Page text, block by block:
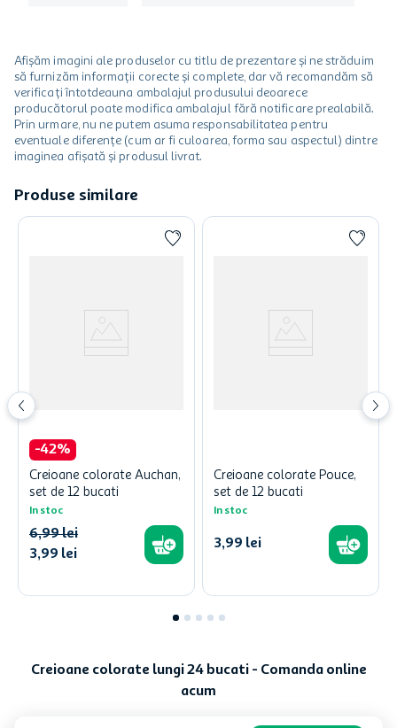
Afișăm imagini ale produselor cu titlu de prezentare și ne străduim
să furnizăm informații corecte și complete, dar vă recomandăm să
verificați întotdeauna ambalajul produsului deoarece
producătorul poate modifica ambalajul fără notificare prealabilă.
Prin urmare, nu ne putem asuma responsabilitatea pentru
eventuale diferențe (cum ar fi culoarea, forma sau aspectul) dintre
imaginea afișată și produsul livrat.
Produse similare
-42%
Creioane colorate Auchan,
set de 12 bucati
In stoc
3,99 lei
6,99lei
Creioane colorate Pouce,
set de 12 bucati
In stoc
3,99 lei
Creioane colorate lungi 24 bucati - Comanda online
acum